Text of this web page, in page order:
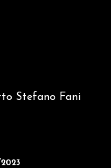
Stefano Fani